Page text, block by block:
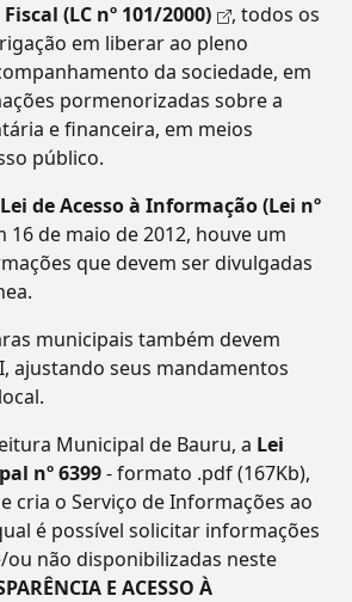
(LC nº 101/2000)
, todos os
em liberar ao pleno
da sociedade, em
pormenorizadas sobre a
e financeira, em meios
público.
Lei de Acesso à Informação (Lei nº
16 de maio de 2012, houve um
que devem ser divulgadas
municipais também devem
ajustando seus mandamentos
Municipal de Bauru, a Lei
nº 6399- formato .pdf (167Kb),
cria o Serviço de Informações ao
é possível solicitar informações
não disponibilizadas neste
E ACESSO À